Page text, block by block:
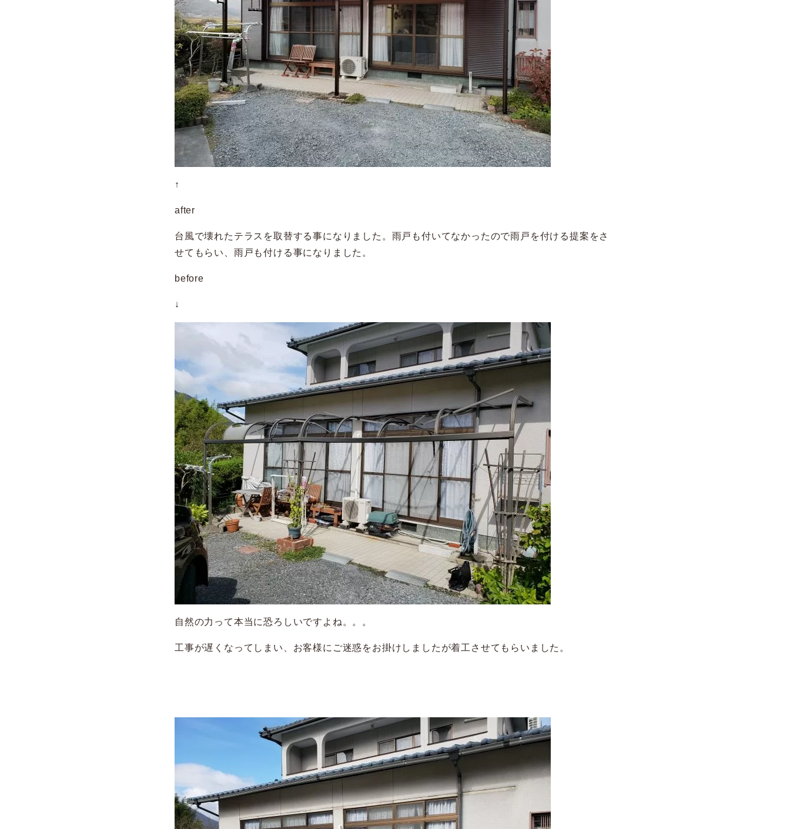
↑
after
台風で壊れたテラスを取替する事になりました。雨戸も付いてなかったので雨戸を付ける提案をさ
せてもらい、雨戸も付ける事になりました。
before
↓
自然の力って本当に恐ろしいですよね。。。
工事が遅くなってしまい、お客様にご迷惑をお掛けしましたが着工させてもらいました。